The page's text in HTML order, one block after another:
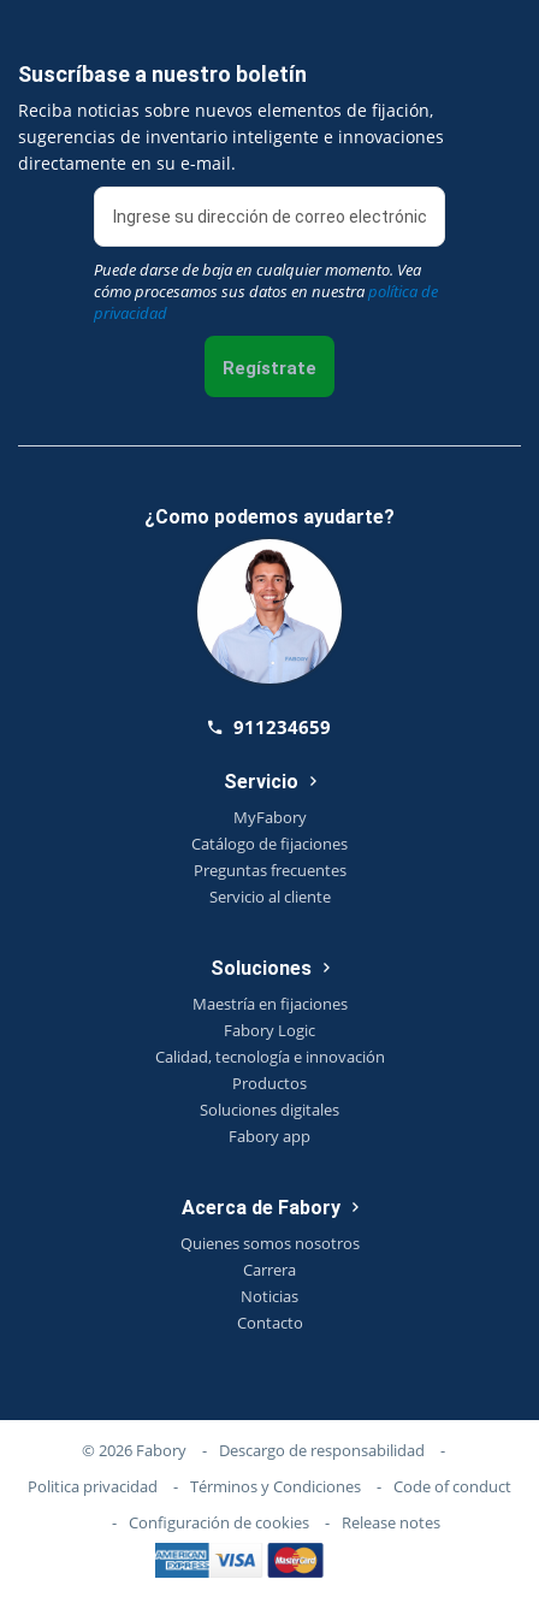
Suscríbase a nuestro boletín
Reciba noticias sobre nuevos elementos de fijación,
sugerencias de inventario inteligente e innovaciones
directamente en su e-mail.
Puede darse de baja en cualquier momento. Vea
cómo procesamos sus datos en nuestrapolítica de
privacidad
Regístrate
¿Como podemos ayudarte?
911234659
Servicio
MyFabory
Catálogo de fijaciones
Preguntas frecuentes
Servicio al cliente
Soluciones
Maestría en fijaciones
Fabory Logic
Calidad, tecnología e innovación
Productos
Soluciones digitales
Fabory app
Acerca de Fabory
Quienes somos nosotros
Carrera
Noticias
Contacto
© 2026 Fabory - Descargo de responsabilidad
-
Politica privacidad
- Términos y Condiciones - Code of conduct
- Configuración de cookies - Release notes